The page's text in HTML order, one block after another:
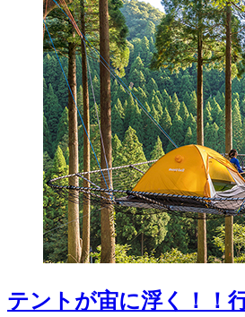
テントが宙に浮く！！